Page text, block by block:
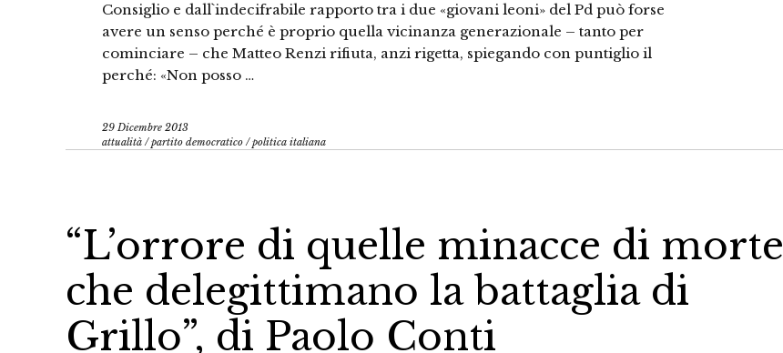
Consiglio e dall`indecifrabile rapporto tra i due «giovani leoni» del Pd può forse
avere un senso perché è proprio quella vicinanza generazionale – tanto per
cominciare – che Matteo Renzi rifiuta, anzi rigetta, spiegando con puntiglio il
perché: «Non posso …
29 Dicembre 2013
attualità /partito democratico /politica italiana
“L’orrore di quelle minacce di morte
che delegittimano la battaglia di
Grillo”, di Paolo Conti